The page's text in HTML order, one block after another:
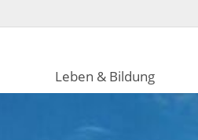
Leben & Bildung